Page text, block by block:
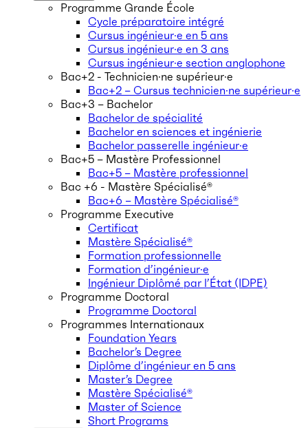
Programme Grande École
Cycle préparatoire intégré
Cursus ingénieur·e en 5 ans
Cursus ingénieur·e en 3 ans
Cursus ingénieur·e section anglophone
Bac+2 - Technicien·ne supérieur·e
Bac+2 – Cursus technicien·ne supérieur·e
Bac+3 – Bachelor
Bachelor de spécialité
Bachelor en sciences et ingénierie
Bachelor passerelle ingénieur·e
Bac+5 – Mastère Professionnel
Bac+5 – Mastère professionnel
Bac +6 - Mastère Spécialisé®
Bac+6 – Mastère Spécialisé®
Programme Executive
Certificat
Mastère Spécialisé®
Formation professionnelle
Formation d’ingénieur·e
Ingénieur Diplômé par l’État (IDPE)
Programme Doctoral
Programme Doctoral
Programmes Internationaux
Foundation Years
Bachelor’s Degree
Diplôme d’ingénieur en 5 ans
Master’s Degree
Mastère Spécialisé®
Master of Science
Short Programs